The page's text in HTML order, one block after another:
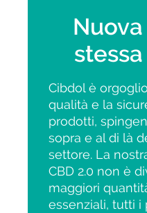
Cibdol è
qualità e la
prodotti,
sopra e al di là
settore. La
CBD 2.0 non è
maggiori
essenziali, tutti i